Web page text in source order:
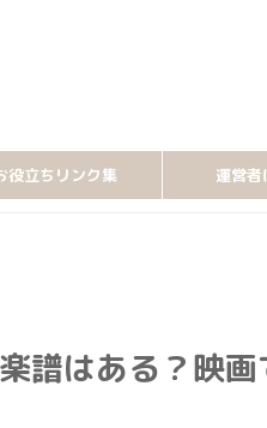
役立ちリンク集 運営者
譜はある？映